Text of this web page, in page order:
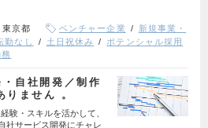
東京都 ベンチャー企業
新規事業・
勤なし 土日祝休み
ポテンシャル採用
⾃社開発／制作
りません 。
験・スキルを活かして、
社サービス開発にチャレ